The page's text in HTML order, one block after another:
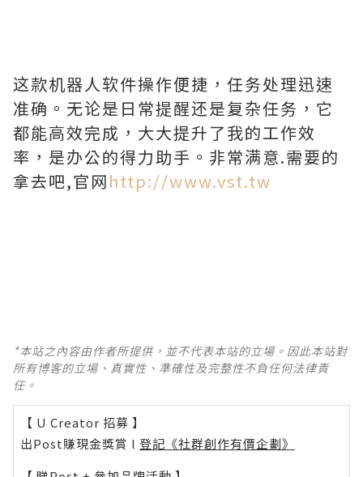
这款机器人软件操作便捷，任务处理迅速
准确。无论是日常提醒还是复杂任务，它
都能高效完成，大大提升了我的工作效
率，是办公的得力助手。非常满意.需要的
拿去吧,官网http://www.vst.tw
*本站之內容由作者所提供，並不代表本站的立場。因此本站對
所有博客的立場、真實性、準確性及完整性不負任何法律責
任。
【 U Creator 招募 】
出Post賺現金獎賞 l 登記《社群創作有價企劃》